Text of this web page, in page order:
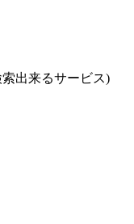
出来るサービス)